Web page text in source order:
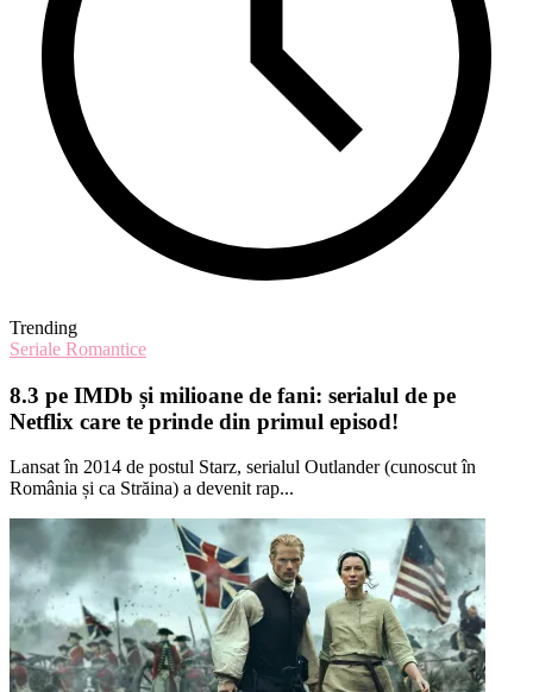
Trending
Seriale Romantice
8.3 pe IMDb și milioane de fani: serialul de pe
Netflix care te prinde din primul episod!
Lansat în 2014 de postul Starz, serialul Outlander (cunoscut în
România și ca Străina) a devenit rap...